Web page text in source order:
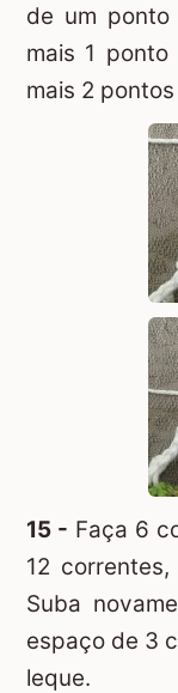
de um ponto
mais 1
mais 2
15 - Faça 6
12
Suba
espaço de 3
leque.